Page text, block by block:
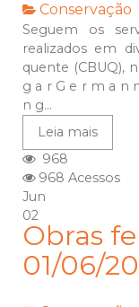
Conservação
Seguem os
realizados em
quente (CBUQ),
g a r G e r m a n
n g...
Leia mais
968
968 Acessos
Jun
02
Obras
01/06/